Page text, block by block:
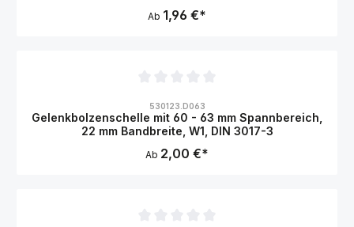
Ab 1,96 €*
530123.D063
Gelenkbolzenschelle mit 60 - 63 mm Spannbereich,
22 mm Bandbreite, W1, DIN 3017-3
Ab 2,00 €*